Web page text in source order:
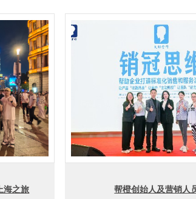
海之旅 帮橙创始人及营销人